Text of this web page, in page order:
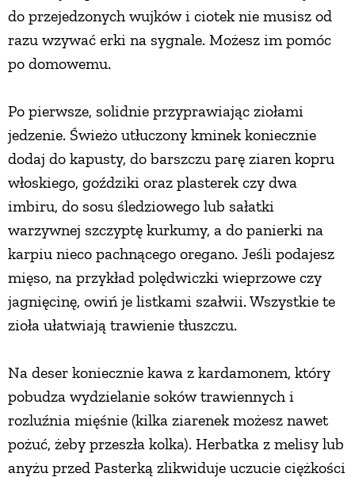
do przejedzonych wujków i ciotek nie musisz od
razu wzywać erki na sygnale. Możesz im pomóc
po domowemu.
Po pierwsze, solidnie przyprawiając ziołami
jedzenie. Świeżo utłuczony kminek koniecznie
dodaj do kapusty, do barszczu parę ziaren kopru
włoskiego, goździki oraz plasterek czy dwa
imbiru, do sosu śledziowego lub sałatki
warzywnej szczyptę kurkumy, a do panierki na
karpiu nieco pachnącego oregano. Jeśli podajesz
mięso, na przykład polędwiczki wieprzowe czy
jagnięcinę, owiń je listkami szałwii. Wszystkie te
zioła ułatwiają trawienie tłuszczu.
Na deser koniecznie kawa z kardamonem, który
pobudza wydzielanie soków trawiennych i
rozluźnia mięśnie (kilka ziarenek możesz nawet
pożuć, żeby przeszła kolka). Herbatka z melisy lub
anyżu przed Pasterką zlikwiduje uczucie ciężkości